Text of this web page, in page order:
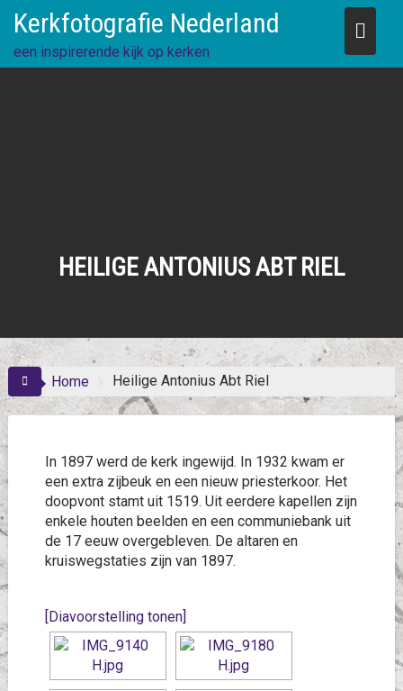
content
Kerkfotografie Nederland
een inspirerende kijk op kerken
HEILIGE ANTONIUS ABT RIEL
Home Heilige Antonius Abt Riel
In 1897 werd de kerk ingewijd. In 1932 kwam er
een extra zijbeuk en een nieuw priesterkoor. Het
doopvont stamt uit 1519. Uit eerdere kapellen zijn
enkele houten beelden en een communiebank uit
de 17 eeuw overgebleven. De altaren en
kruiswegstaties zijn van 1897.
[Diavoorstelling tonen]